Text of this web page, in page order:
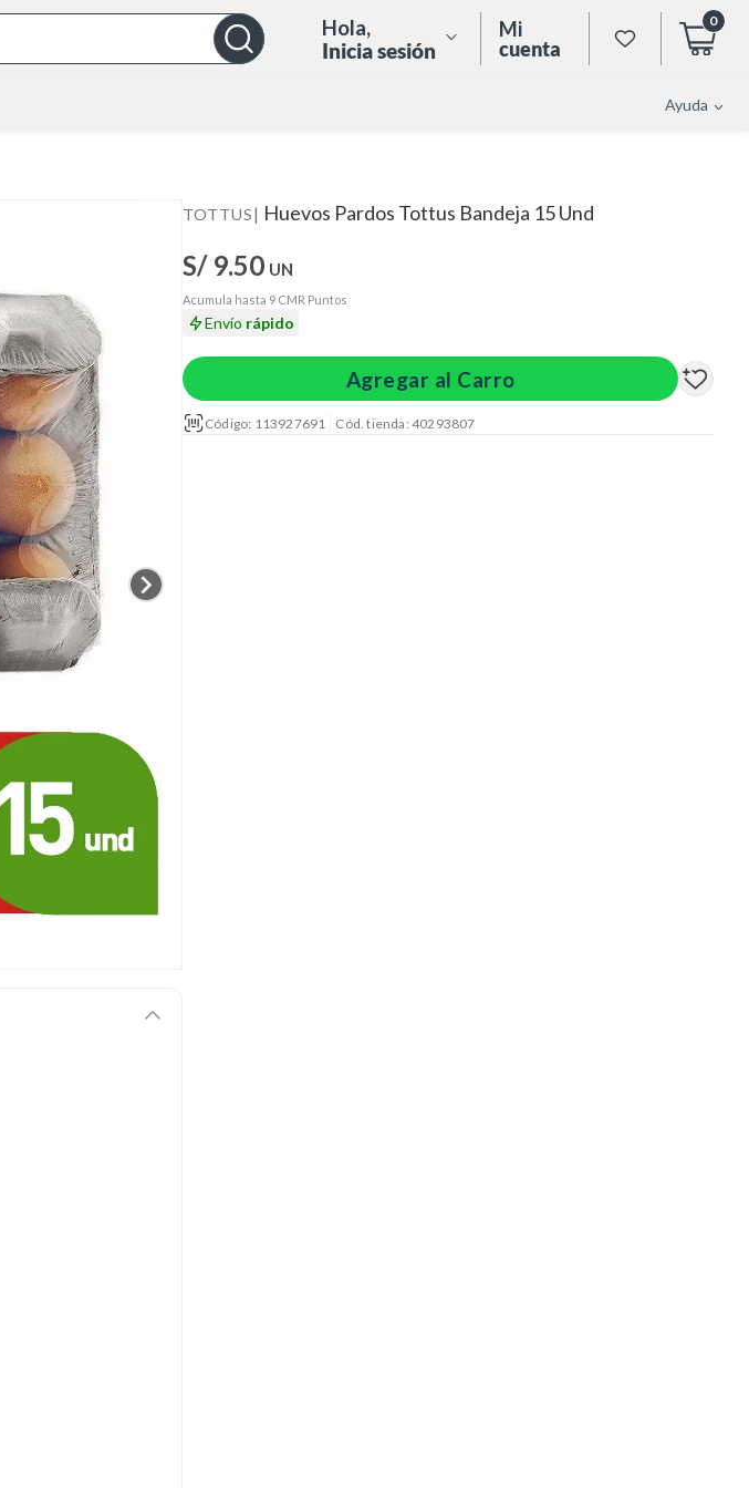
Hola,
Inicia sesión
Mi
cuenta
0
Ayuda
TOTTUS| Huevos Pardos Tottus Bandeja 15 Und
S/ 9.50 UN
Acumula hasta 9 CMR Puntos
Envío rápido
Agregar al Carro
Código: 113927691 Cód. tienda: 40293807